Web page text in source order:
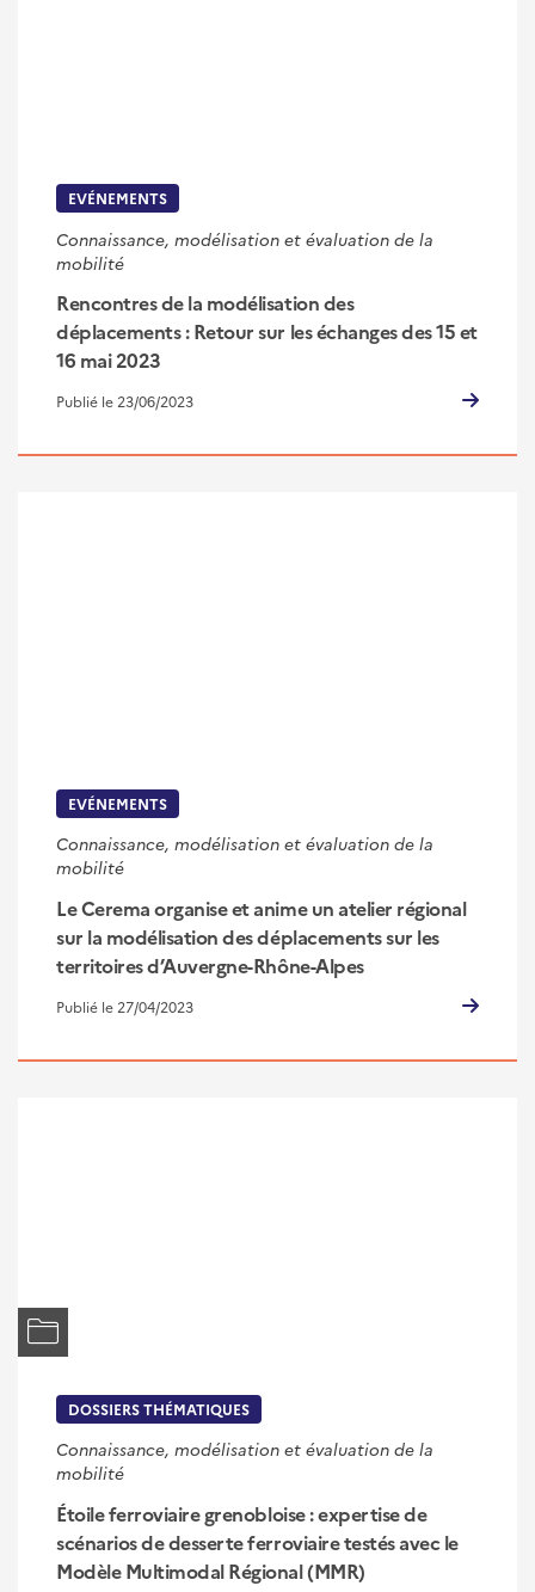
EVÉNEMENTS
Connaissance, modélisation et évaluation de la
mobilité
Rencontres de la modélisation des
déplacements : Retour sur les échanges des 15 et
16 mai 2023
Publié le 23/06/2023
EVÉNEMENTS
Connaissance, modélisation et évaluation de la
mobilité
Le Cerema organise et anime un atelier régional
sur la modélisation des déplacements sur les
territoires d’Auvergne-Rhône-Alpes
Publié le 27/04/2023
DOSSIERS THÉMATIQUES
Connaissance, modélisation et évaluation de la
mobilité
Étoile ferroviaire grenobloise : expertise de
scénarios de desserte ferroviaire testés avec le
Modèle Multimodal Régional (MMR)